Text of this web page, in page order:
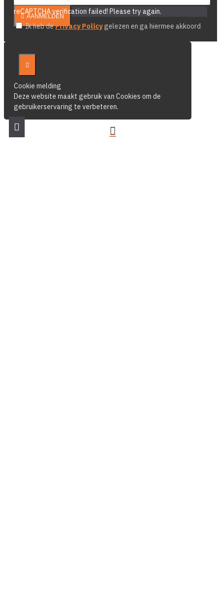
AANMELDEN
reCAPTCHA verification failed! Please try again.
Ik heb dePrivacy Policygelezen en ga hiermee akkoord
Cookie melding
Deze website maakt gebruik van Cookies om de
gebruikerservaring te verbeteren.